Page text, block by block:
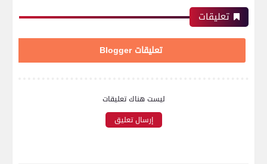
تعليقات
تعليقات Blogger
ليست هناك تعليقات
إرسال تعليق